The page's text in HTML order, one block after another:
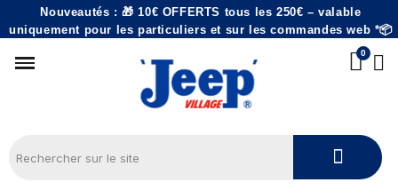
Nouveautés : 🎁 10€ OFFERTS tous les 250€ – valable
uniquement pour les particuliers et sur les commandes web *📦